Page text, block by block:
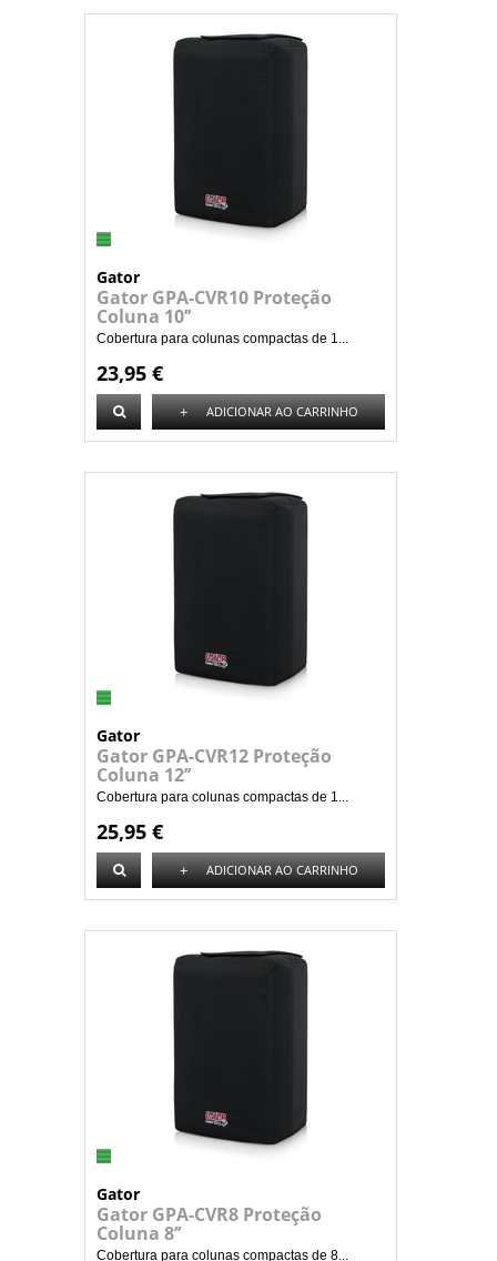
Gator
Gator GPA-CVR10 Proteção
Coluna 10’’
Cobertura para colunas compactas de 1...
23,95 €
+ ADICIONAR AO CARRINHO
Gator
Gator GPA-CVR12 Proteção
Coluna 12’’
Cobertura para colunas compactas de 1...
25,95 €
+ ADICIONAR AO CARRINHO
Gator
Gator GPA-CVR8 Proteção
Coluna 8’’
Cobertura para colunas compactas de 8...